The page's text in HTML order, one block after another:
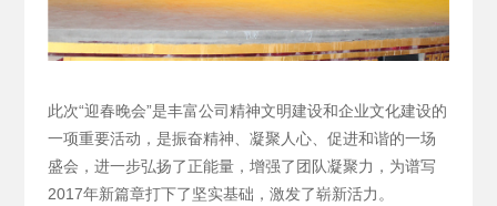
此次“迎春晚会”是丰富公司精神文明建设和企业文化建设的
一项重要活动，是振奋精神、凝聚人心、促进和谐的一场
盛会，进一步弘扬了正能量，增强了团队凝聚力，为谱写
2017年新篇章打下了坚实基础，激发了崭新活力。